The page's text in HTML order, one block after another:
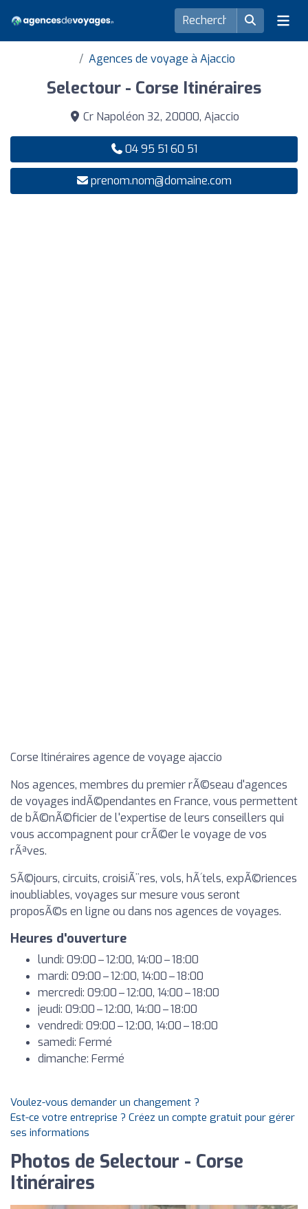
Agences de voyage à Ajaccio
Selectour - Corse Itinéraires
Cr Napoléon 32, 20000, Ajaccio
04 95 51 60 51
prenom.nom@domaine.com
Corse Itinéraires agence de voyage ajaccio
Nos agences, membres du premier rÃ©seau d'agences
de voyages indÃ©pendantes en France, vous permettent
de bÃ©nÃ©ficier de l'expertise de leurs conseillers qui
vous accompagnent pour crÃ©er le voyage de vos
rÃªves.
SÃ©jours, circuits, croisiÃ¨res, vols, hÃ´tels, expÃ©riences
inoubliables, voyages sur mesure vous seront
proposÃ©s en ligne ou dans nos agences de voyages.
Heures d'ouverture
lundi: 09:00 – 12:00, 14:00 – 18:00
mardi: 09:00 – 12:00, 14:00 – 18:00
mercredi: 09:00 – 12:00, 14:00 – 18:00
jeudi: 09:00 – 12:00, 14:00 – 18:00
vendredi: 09:00 – 12:00, 14:00 – 18:00
samedi: Fermé
dimanche: Fermé
Voulez-vous demander un changement ?
Est-ce votre entreprise ? Créez un compte gratuit pour gérer
ses informations
Photos de Selectour - Corse
Itinéraires